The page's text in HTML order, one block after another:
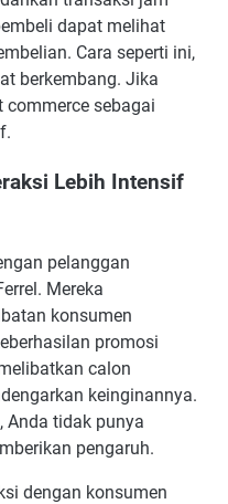
dapat melihat
Cara seperti ini,
berkembang. Jika
sebagai
Lebih Intensif
pelanggan
Mereka
konsumen
promosi
calon
keinginannya.
Anda tidak punya
pengaruh.
dengan konsumen